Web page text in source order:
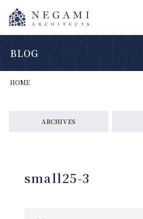
BLOG
HOME
ARCHIVES
small25-3